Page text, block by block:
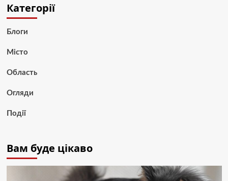
Категорії
Блоги
Місто
Область
Огляди
Події
Вам буде цікаво